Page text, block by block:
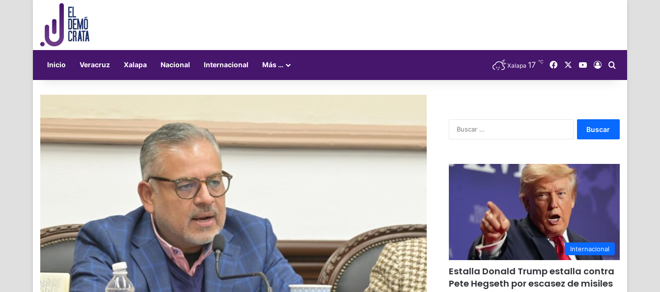
Inicio Veracruz Xalapa Nacional Internacional Más … Xalapa 17 ℃ FacebookYouTube
Acceso
Internacional
Estalla Donald Trump estalla contra
Pete Hegseth por escasez de misiles